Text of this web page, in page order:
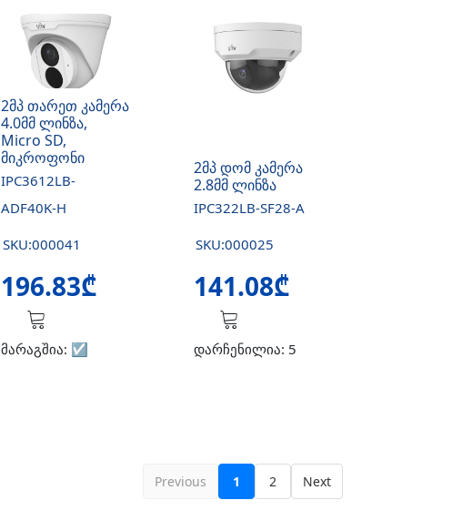
2მპ თარეთ კამერა
4.0მმ ლინზა,
Micro SD,
მიკროფონი
IPC3612LB-
ADF40K-H
SKU:000041
196.83₾
მარაგშია: ☑️
2მპ დომ კამერა
2.8მმ ლინზა
IPC322LB-SF28-A
SKU:000025
141.08₾
დარჩენილია: 5
Previous 1 2 Next